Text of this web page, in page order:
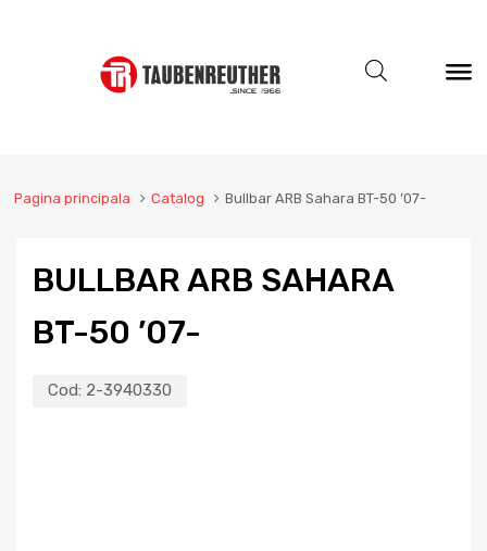
Pagina principala Catalog Bullbar ARB Sahara BT-50 ’07-
BULLBAR ARB SAHARA
BT-50 ’07-
Cod: 2-3940330